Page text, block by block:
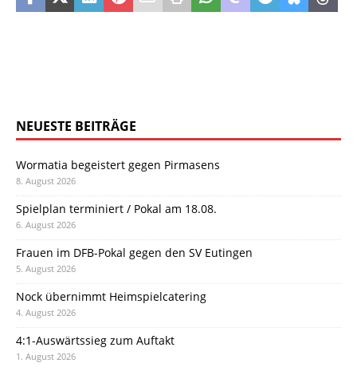
NEUESTE BEITRÄGE
Wormatia begeistert gegen Pirmasens
8. August 2026
Spielplan terminiert / Pokal am 18.08.
6. August 2026
Frauen im DFB-Pokal gegen den SV Eutingen
5. August 2026
Nock übernimmt Heimspielcatering
4. August 2026
4:1-Auswärtssieg zum Auftakt
1. August 2026